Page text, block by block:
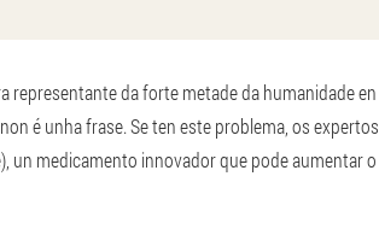
representante da forte metade da humanidade en
é unha frase. Se ten este problema, os expertos
un medicamento innovador que pode aumentar o